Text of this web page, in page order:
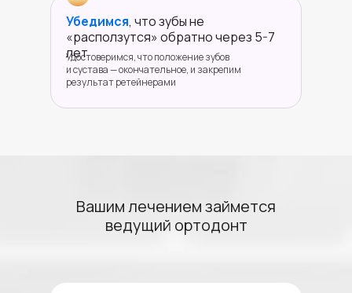
Убедимся, что зубы не
«расползутся» обратно через 5-7
лет
Удостоверимся, что положение зубов
и сустава — окончательное, и закрепим
результат ретейнерами
Вашим лечением займется
ведущий ортодонт